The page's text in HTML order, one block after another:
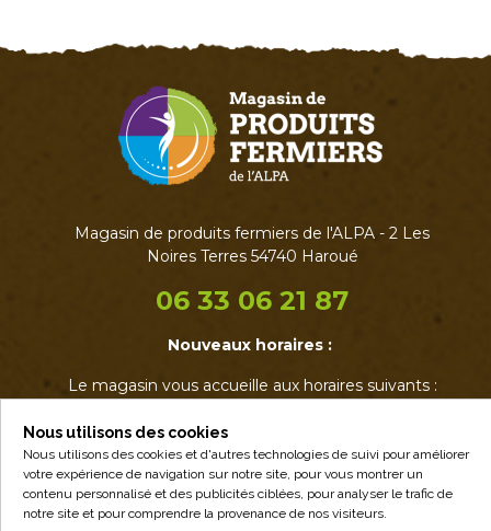
Magasin de produits fermiers de l'ALPA - 2 Les
Noires Terres 54740 Haroué
06 33 06 21 87
Nouveaux horaires :
Le magasin vous accueille aux horaires suivants :
• Jeudi : 17h - 19h
• Vendredi : 14h - 19h
• Samedi : 9h - 12h30
Nous utilisons des cookies
Nous utilisons des cookies et d'autres technologies de suivi pour améliorer
votre expérience de navigation sur notre site, pour vous montrer un
contenu personnalisé et des publicités ciblées, pour analyser le trafic de
notre site et pour comprendre la provenance de nos visiteurs.